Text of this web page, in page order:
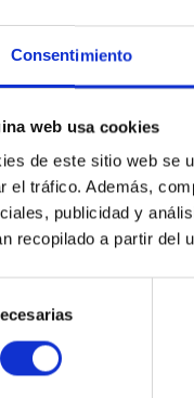
Consentimiento
web usa cookies
de este sitio web se
el tráfico. Además,
publicidad y
recopilado a partir del
INFORMACIÓN
Legislación
Transparencia
Código ético y